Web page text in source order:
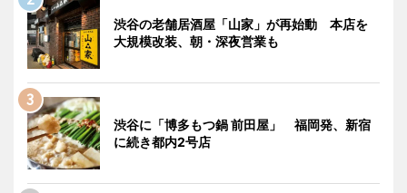
渋谷の老舗居酒屋「山家」が再始動 本店を
大規模改装、朝・深夜営業も
渋谷に「博多もつ鍋 前田屋」 福岡発、新宿
に続き都内2号店